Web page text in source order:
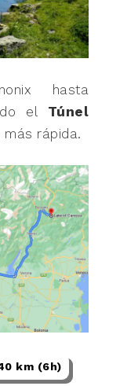
hasta
el Túnel
rápida.
km (6h)